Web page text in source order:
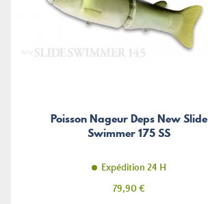
Poisson Nageur Deps New Slide
Swimmer 175 SS
Expédition 24 H
Prix
79,90 €